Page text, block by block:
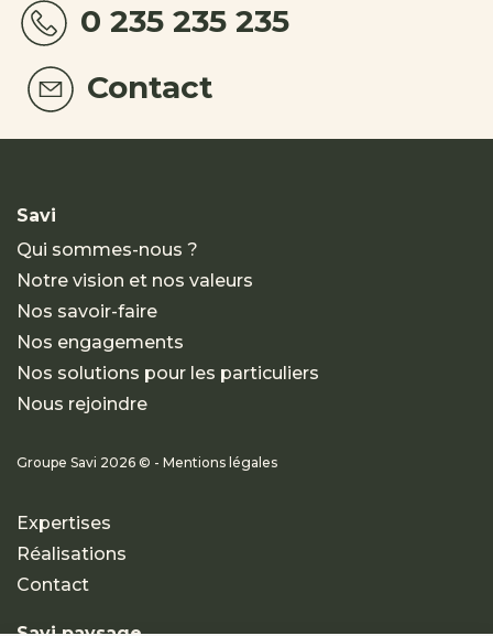
0 235 235 235
Contact
Savi
Qui sommes-nous ?
Notre vision et nos valeurs
Nos savoir-faire
Nos engagements
Nos solutions pour les particuliers
Nous rejoindre
Groupe Savi 2026 © - Mentions légales
Expertises
Réalisations
Contact